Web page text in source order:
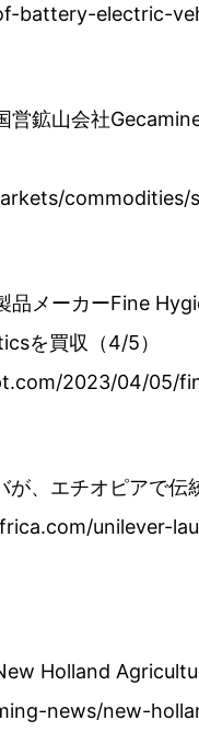
battery-electric-
営鉱山会社
品メーカーFine
を買収（4/5）
2023/04/05/
が、エチオピアで
unilever-
Holland
news/new-